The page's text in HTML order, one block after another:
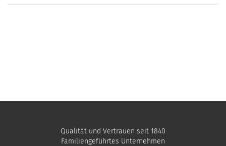
Qualität und Vertrauen seit 1840
Familiengeführtes Unternehmen